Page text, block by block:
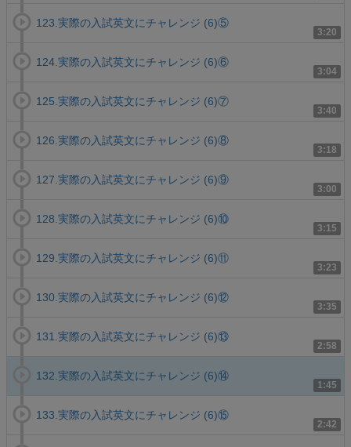
3:20
123.実際の入試英文にチャレンジ (6)⑤
3:04
124.実際の入試英文にチャレンジ (6)⑥
3:40
125.実際の入試英文にチャレンジ (6)⑦
3:18
126.実際の入試英文にチャレンジ (6)⑧
3:00
127.実際の入試英文にチャレンジ (6)⑨
3:15
128.実際の入試英文にチャレンジ (6)⑩
3:23
129.実際の入試英文にチャレンジ (6)⑪
3:35
130.実際の入試英文にチャレンジ (6)⑫
2:58
131.実際の入試英文にチャレンジ (6)⑬
1:45
132.実際の入試英文にチャレンジ (6)⑭
2:42
133.実際の入試英文にチャレンジ (6)⑮